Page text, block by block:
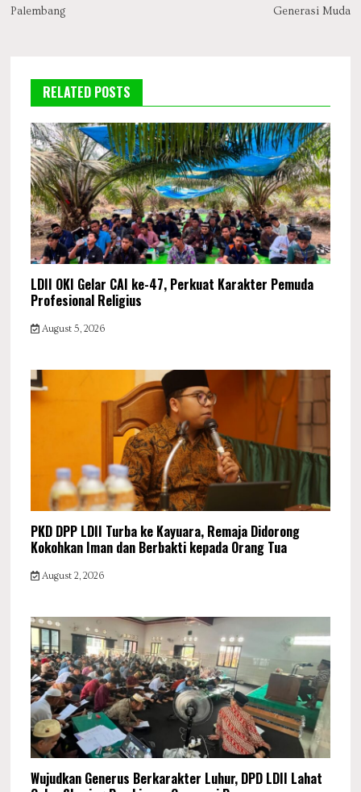
Palembang
Generasi Muda
RELATED POSTS
LDII OKI Gelar CAI ke-47, Perkuat Karakter Pemuda
Profesional Religius
August 5, 2026
PKD DPP LDII Turba ke Kayuara, Remaja Didorong
Kokohkan Iman dan Berbakti kepada Orang Tua
August 2, 2026
Wujudkan Generus Berkarakter Luhur, DPD LDII Lahat